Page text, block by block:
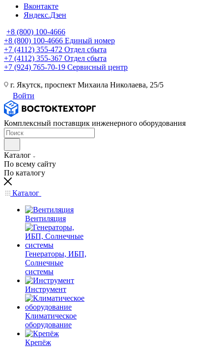
Вконтакте
Яндекс.Дзен
+8 (800) 100-4666
+8 (800) 100-4666 Единый номер
+7 (4112) 355-472 Отдел сбыта
+7 (4112) 355-367 Отдел сбыта
+7 (924) 765-70-19 Сервисный центр
г. Якутск, проспект Михаила Николаева, 25/5
Войти
Комплексный поставщик инженерного оборудования
Каталог
По всему сайту
По каталогу
Каталог
Вентиляция
Генераторы, ИБП,
Солнечные
системы
Инструмент
Климатическое
оборудование
Крепёж